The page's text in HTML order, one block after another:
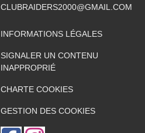
CLUBRAIDERS2000@GMAIL.COM
INFORMATIONS LÉGALES
SIGNALER UN CONTENU
INAPPROPRIÉ
CHARTE COOKIES
GESTION DES COOKIES